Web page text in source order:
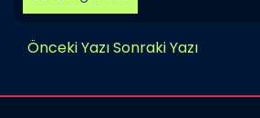
Önceki YazıSonraki Yazı